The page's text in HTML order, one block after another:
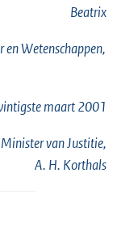
Beatrix
en Wetenschappen,
maart 2001
van Justitie,
A. H. Korthals